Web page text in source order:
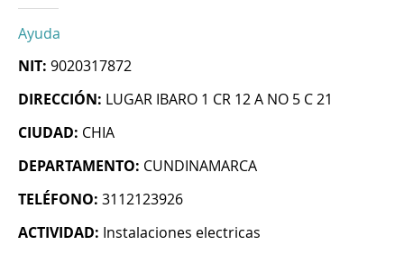
Ayuda
NIT: 9020317872
DIRECCIÓN: LUGAR IBARO 1 CR 12 A NO 5 C 21
CIUDAD: CHIA
DEPARTAMENTO: CUNDINAMARCA
TELÉFONO: 3112123926
ACTIVIDAD: Instalaciones electricas